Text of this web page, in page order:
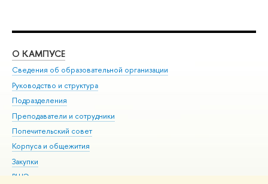
О КАМПУСЕ
Сведения об образовательной организации
Руководство и структура
Подразделения
Преподаватели и сотрудники
Попечительский совет
Корпуса и общежития
Закупки
ВШЭ для студентов с ограниченными возможностями